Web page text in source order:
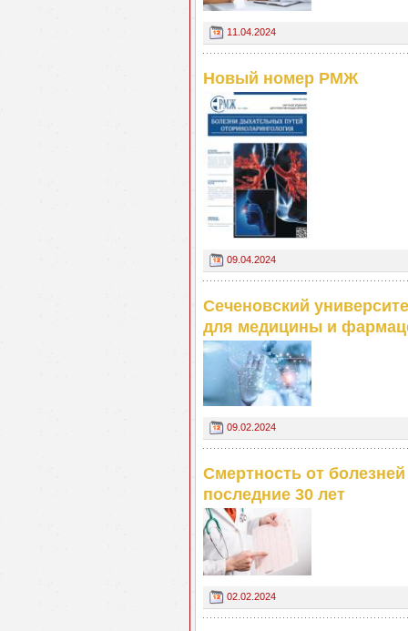
11.04.2024
Новый номер РМЖ
09.04.2024
Сеченовский
для медицины и
09.02.2024
Смертность от
последние 30 лет
02.02.2024